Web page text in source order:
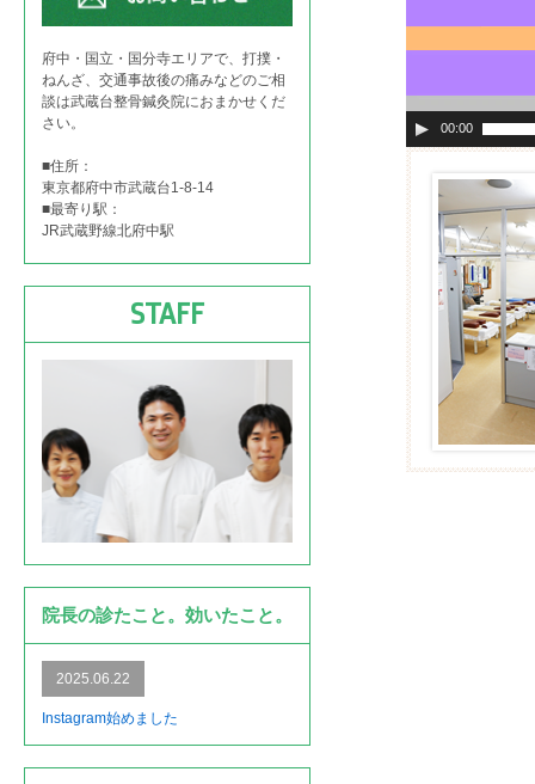
00:00
府中・国立・国分寺エリアで、打撲・
ねんざ、交通事故後の痛みなどのご相
談は武蔵台整骨鍼灸院におまかせくだ
さい。
■住所：
東京都府中市武蔵台1-8-14
■最寄り駅：
JR武蔵野線北府中駅
STAFF
院長の診たこと。効いたこと。
2025.06.22
Instagram始めました